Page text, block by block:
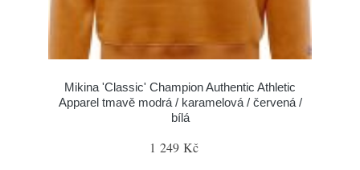
Mikina 'Classic' Champion Authentic Athletic
Apparel tmavě modrá / karamelová / červená /
bílá
1 249 Kč